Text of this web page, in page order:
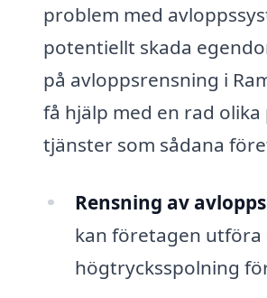
problem med
potentiellt skada
på avloppsrensning i
få hjälp med en rad
tjänster som sådana
Rensning av
kan företagen utföra
högtrycksspolning